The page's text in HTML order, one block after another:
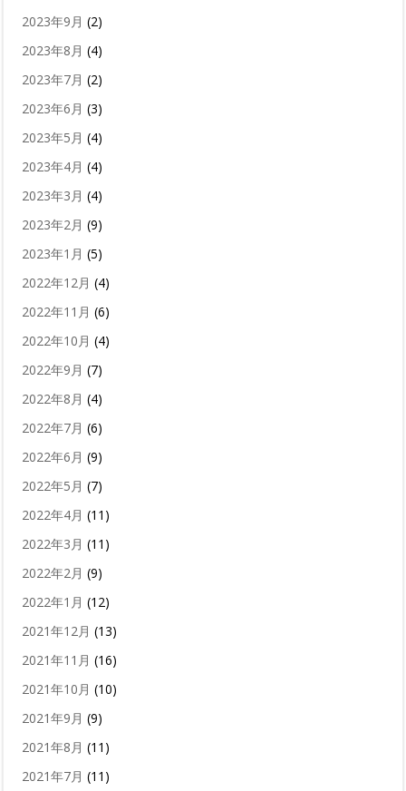
2023年9月 (2)
2023年8月 (4)
2023年7月 (2)
2023年6月 (3)
2023年5月 (4)
2023年4月 (4)
2023年3月 (4)
2023年2月 (9)
2023年1月 (5)
2022年12月 (4)
2022年11月 (6)
2022年10月 (4)
2022年9月 (7)
2022年8月 (4)
2022年7月 (6)
2022年6月 (9)
2022年5月 (7)
2022年4月 (11)
2022年3月 (11)
2022年2月 (9)
2022年1月 (12)
2021年12月 (13)
2021年11月 (16)
2021年10月 (10)
2021年9月 (9)
2021年8月 (11)
2021年7月 (11)